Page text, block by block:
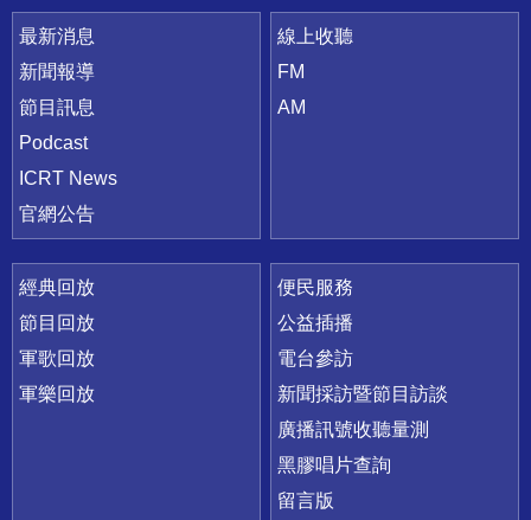
最新消息
新聞報導
節目訊息
Podcast
ICRT News
官網公告
線上收聽
FM
AM
經典回放
節目回放
軍歌回放
軍樂回放
便民服務
公益插播
電台參訪
新聞採訪暨節目訪談
廣播訊號收聽量測
黑膠唱片查詢
留言版